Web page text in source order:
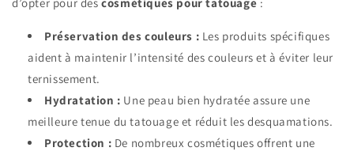
Préservation des couleurs : Les produits spécifiques
aident à maintenir l’intensité des couleurs et à éviter leur
ternissement.
Hydratation : Une peau bien hydratée assure une
meilleure tenue du tatouage et réduit les desquamations.
Protection : De nombreux cosmétiques offrent une